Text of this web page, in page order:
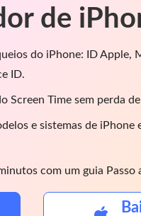
de
do iPhone: ID Apple,
ID.
Screen Time sem perda
e sistemas de iPhone
com um guia Passo